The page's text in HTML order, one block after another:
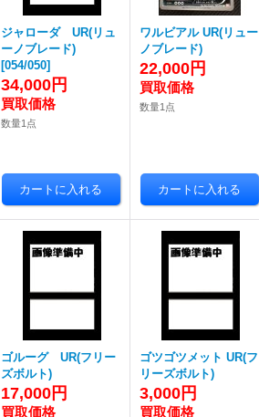
ジャローダ UR(リュ
ーノブレード)
[054/050]
34,000円
数量1点
ワルビアル UR(リュー
ノブレード)
22,000円
数量1点
ゴルーグ UR(フリー
ズボルト)
17,000円
ゴツゴツメット UR(フ
リーズボルト)
3,000円